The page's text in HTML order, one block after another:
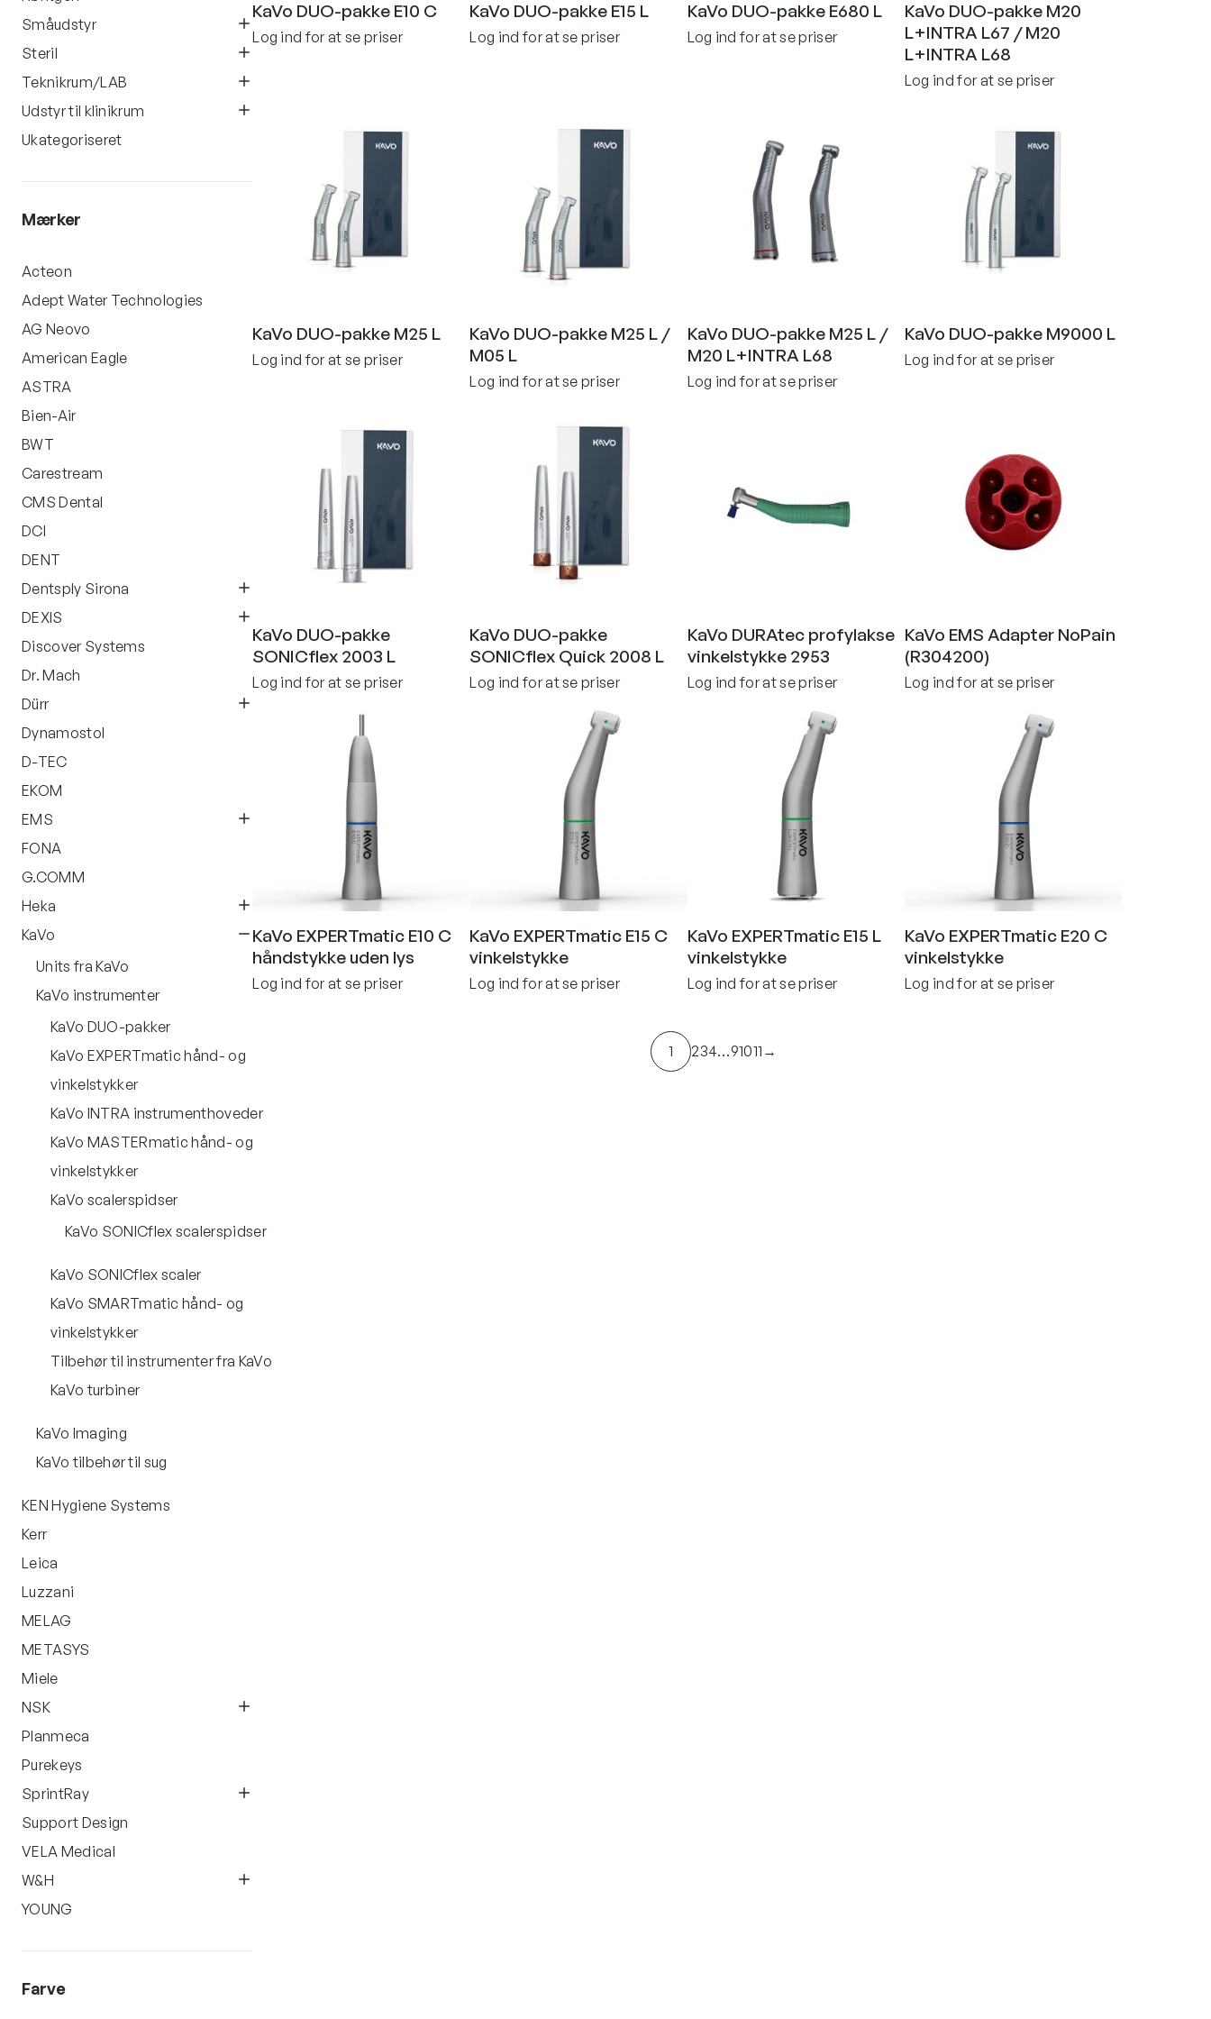
Småudstyr
Steril
Teknikrum/LAB
Udstyr til klinikrum
Ukategoriseret
Mærker
Acteon
Adept Water Technologies
AG Neovo
American Eagle
ASTRA
Bien-Air
BWT
Carestream
CMS Dental
DCI
DENT
Dentsply Sirona
DEXIS
Discover Systems
Dr. Mach
Dürr
Dynamostol
D-TEC
EKOM
EMS
FONA
G.COMM
Heka
KaVo
Units fra KaVo
KaVo instrumenter
KaVo DUO-pakker
KaVo EXPERTmatic hånd- og
vinkelstykker
KaVo INTRA instrumenthoveder
KaVo MASTERmatic hånd- og
vinkelstykker
KaVo scalerspidser
KaVo SONICflex scalerspidser
KaVo SONICflex scaler
KaVo SMARTmatic hånd- og
vinkelstykker
Tilbehør til instrumenter fra KaVo
KaVo turbiner
KaVo Imaging
KaVo tilbehør til sug
KEN Hygiene Systems
Kerr
Leica
Luzzani
MELAG
METASYS
Miele
NSK
Planmeca
Purekeys
SprintRay
Support Design
VELA Medical
W&H
YOUNG
Farve
KaVo DUO-pakke E10 C
Log ind for at se priser
KaVo DUO-pakke E15 L
Log ind for at se priser
KaVo DUO-pakke E680 L
Log ind for at se priser
KaVo DUO-pakke M20
L+INTRA L67 / M20
L+INTRA L68
Log ind for at se priser
KaVo DUO-pakke M25 L
Log ind for at se priser
KaVo DUO-pakke M25 L /
M05 L
Log ind for at se priser
KaVo DUO-pakke M25 L /
M20 L+INTRA L68
Log ind for at se priser
KaVo DUO-pakke M9000 L
Log ind for at se priser
KaVo DUO-pakke
SONICflex 2003 L
Log ind for at se priser
KaVo DUO-pakke
SONICflex Quick 2008 L
Log ind for at se priser
KaVo DURAtec profylakse
vinkelstykke 2953
Log ind for at se priser
KaVo EMS Adapter NoPain
(R304200)
Log ind for at se priser
KaVo EXPERTmatic E10 C
håndstykke uden lys
Log ind for at se priser
KaVo EXPERTmatic E15 C
vinkelstykke
Log ind for at se priser
KaVo EXPERTmatic E15 L
vinkelstykke
Log ind for at se priser
KaVo EXPERTmatic E20 C
vinkelstykke
Log ind for at se priser
1 234…91011 →